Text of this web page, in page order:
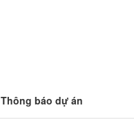
Thông báo dự án